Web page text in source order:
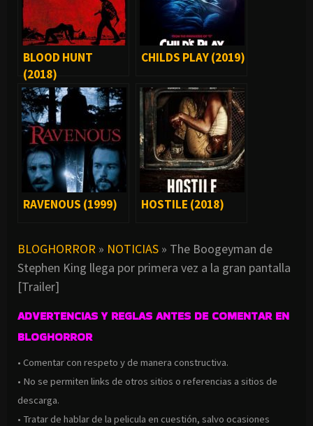
BLOOD HUNT
(2018)
CHILDS PLAY (2019)
RAVENOUS (1999) HOSTILE (2018)
BLOGHORROR » NOTICIAS » The Boogeyman de
Stephen King llega por primera vez a la gran pantalla
[Trailer]
ADVERTENCIAS Y REGLAS ANTES DE COMENTAR EN
BLOGHORROR
• Comentar con respeto y de manera constructiva.
• No se permiten links de otros sitios o referencias a sitios de
descarga.
• Tratar de hablar de la pelicula en cuestión, salvo ocasiones